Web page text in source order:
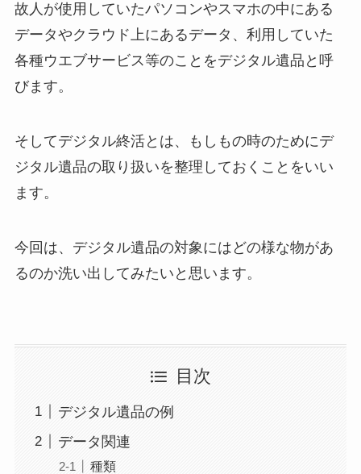
故人が使用していたパソコンやスマホの中にある
データやクラウド上にあるデータ、利用していた
各種ウエブサービス等のことをデジタル遺品と呼
びます。
そしてデジタル終活とは、もしもの時のためにデ
ジタル遺品の取り扱いを整理しておくことをいい
ます。
今回は、デジタル遺品の対象にはどの様な物があ
るのか洗い出してみたいと思います。
目次
デジタル遺品の例
データ関連
種類